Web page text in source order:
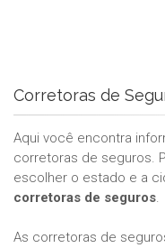
Corretoras de
Aqui você encontra
corretoras de seguros.
escolher o estado e a
corretoras de seguros.
As corretoras de